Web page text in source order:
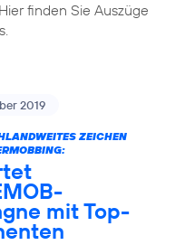
Hier finden Sie Auszüge
2019
ZEICHEN
mit Top-